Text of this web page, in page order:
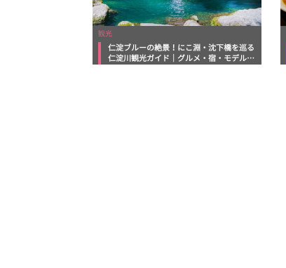
観光
仁淀ブルーの絶景！にこ淵・沈下橋を巡る
仁淀川観光ガイド｜グルメ・宿・モデルコ